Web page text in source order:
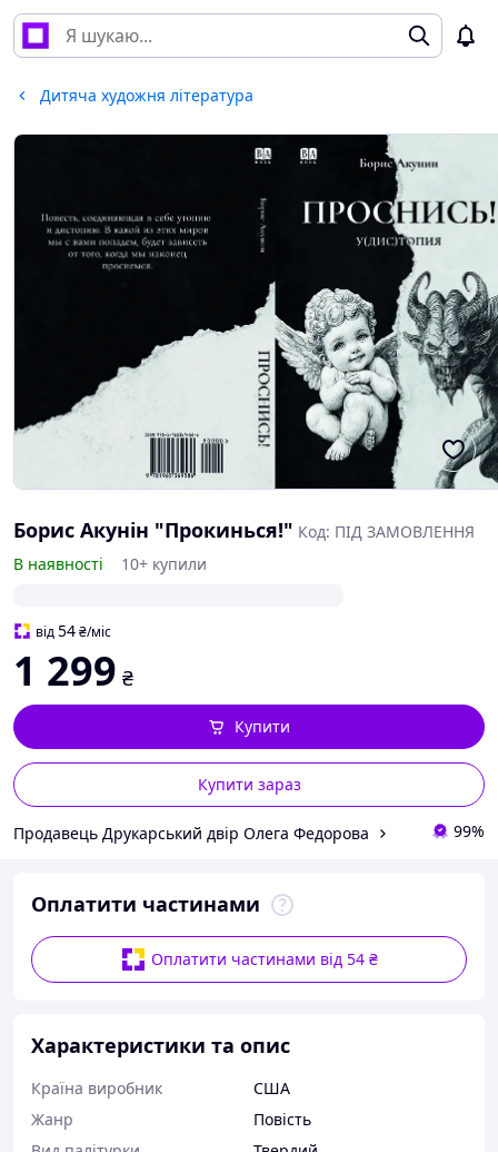
Дитяча художня література
Борис Акунін "Прокинься!" Код: ПІД ЗАМОВЛЕННЯ
В наявності
10+ купили
від54₴/міс
1 299 ₴
Купити зараз
Купити
Продавець Друкарський двір Олега Федорова 99%
Оплатити частинами
Оплатити частинами від 54 ₴
Характеристики та опис
Країна виробник
США
Жанр
Повість